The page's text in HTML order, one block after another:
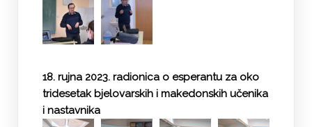
18. rujna 2023. radionica o esperantu za oko
tridesetak bjelovarskih i makedonskih učenika
i nastavnika